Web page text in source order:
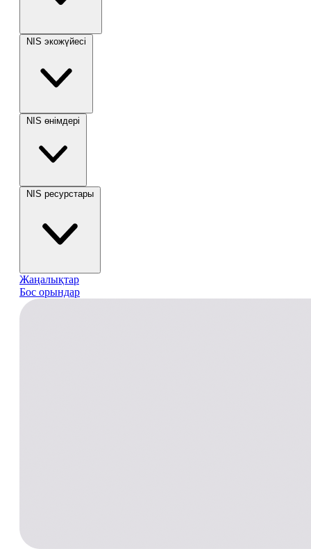
NIS экожүйесі
NIS өнімдері
NIS ресурстары
Жаңалықтар
Бос орындар